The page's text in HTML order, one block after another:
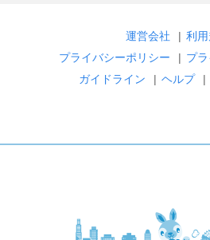
運営会社 | 利
プライバシーポリシー
| プ
ガイドライン
| ヘルプ |